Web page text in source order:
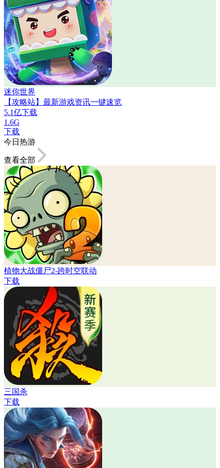
迷你世界
【攻略站】最新游戏资讯一键速览
5.1亿下载
1.6G
下载
今日热游
查看全部
植物大战僵尸2-跨时空联动
下载
三国杀
下载